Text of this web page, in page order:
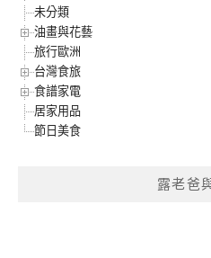
未分類
油畫與花藝
旅行歐洲
台灣食旅
食譜家電
居家用品
節日美食
露老爸